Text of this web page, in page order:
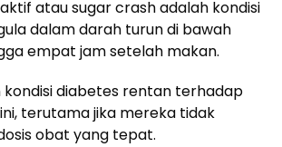
atau sugar crash adalah kondisi
dalam darah turun di bawah
empat jam setelah makan.
kondisi diabetes rentan terhadap
terutama jika mereka tidak
obat yang tepat.